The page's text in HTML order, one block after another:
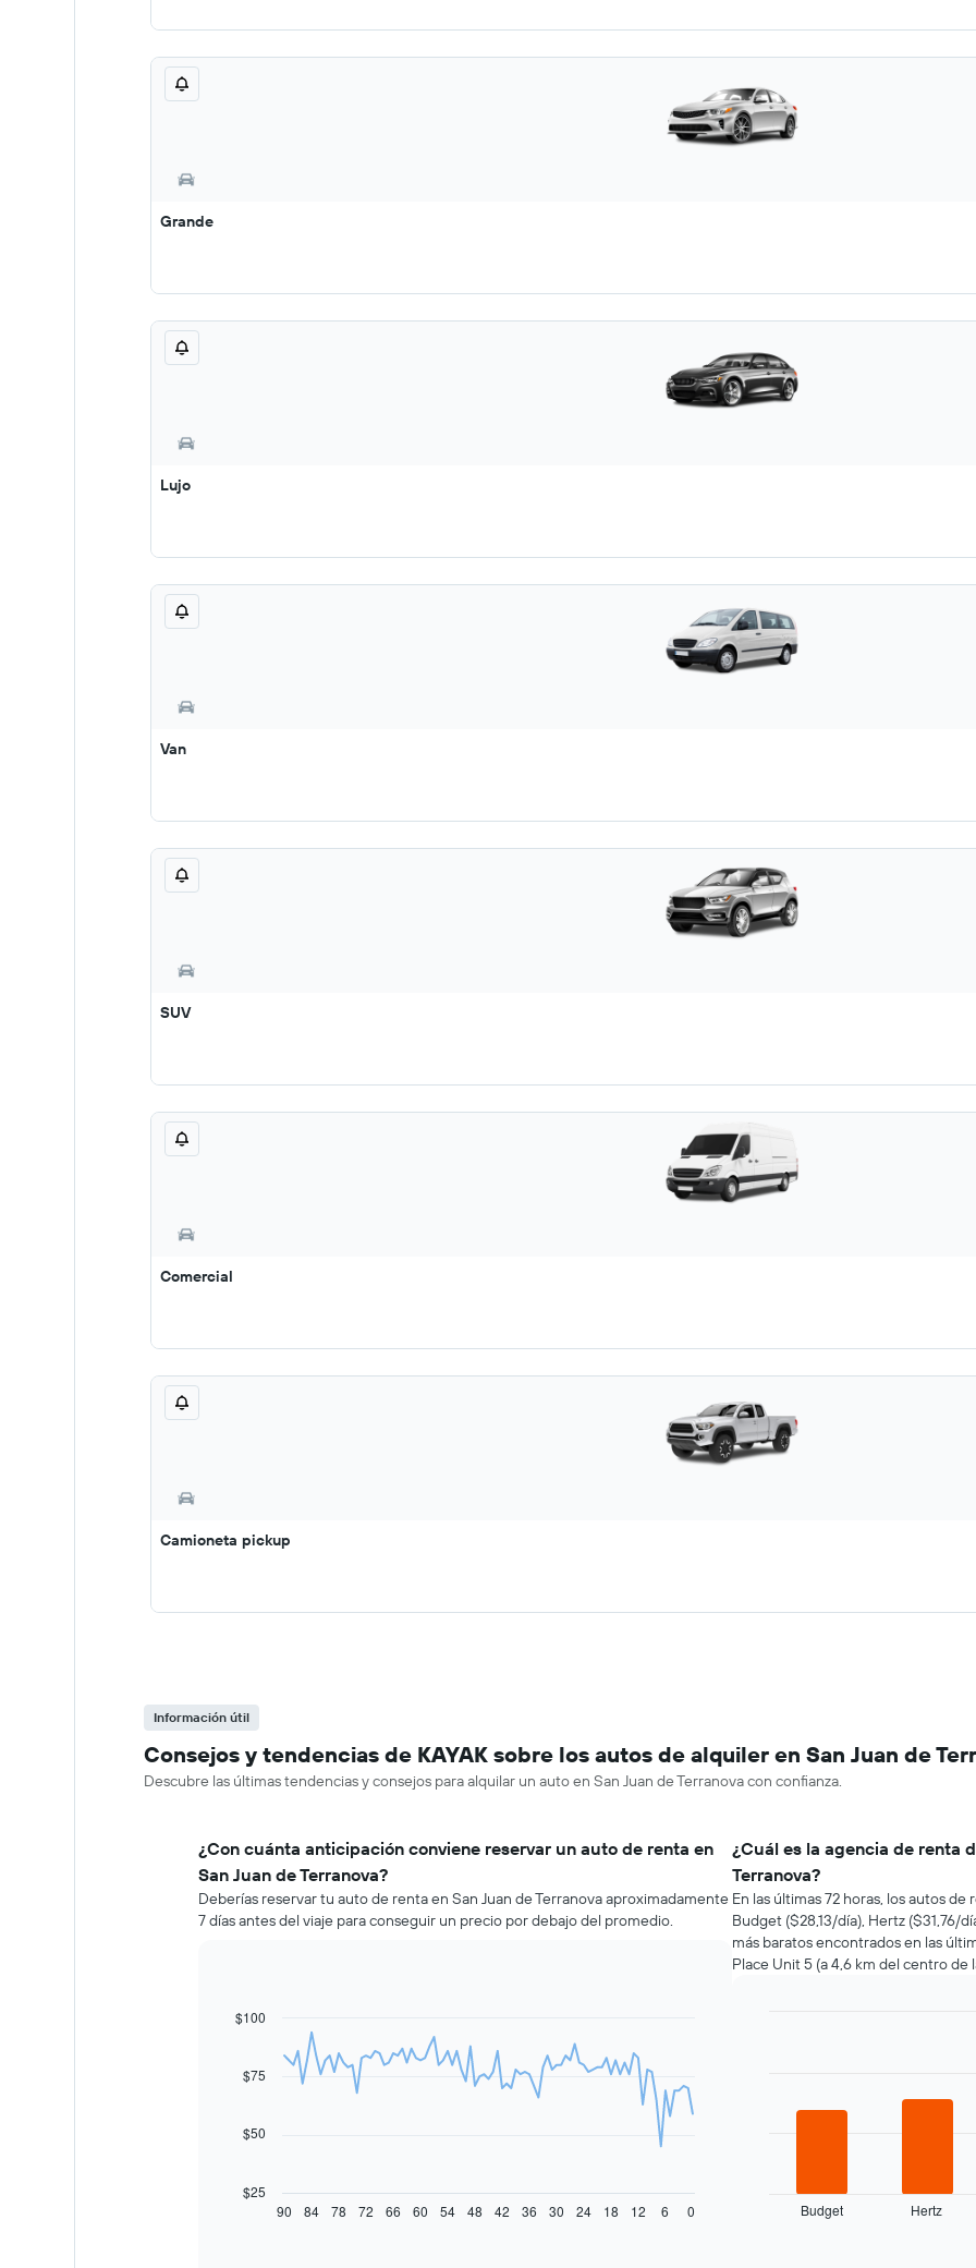
Grande
Lujo
Van
SUV
Comercial
Camioneta pickup
Información útil
Consejos y tendencias de KAYAK sobre los autos de alquiler en San Juan de
Descubre las últimas tendencias y consejos para alquilar un auto en San Juan de Terranova con confianza.
¿Con cuánta anticipación conviene reservar un auto de renta en
San Juan de Terranova?
Deberías reservar tu auto de renta en San Juan de Terranova aproximadamente
7 días antes del viaje para conseguir un precio por debajo del promedio.
Line
data
gráfico
muestra
Chart
$25
$50
$75
$100
90 60 30 0
84 78 72 66 54 48 42 36 24 18 12 6
¿Cuál es la agencia de renta
Terranova?
En las últimas 72 horas, los autos
Budget ($28,13/día), Hertz ($31,76/
más baratos encontrados en las
Place Unit 5 (a 4,6 km del centro de
gráfico
muestraBudget Hertz